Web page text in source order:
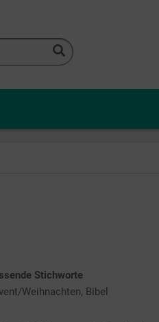
Stichworte
Weihnachten, Bibel